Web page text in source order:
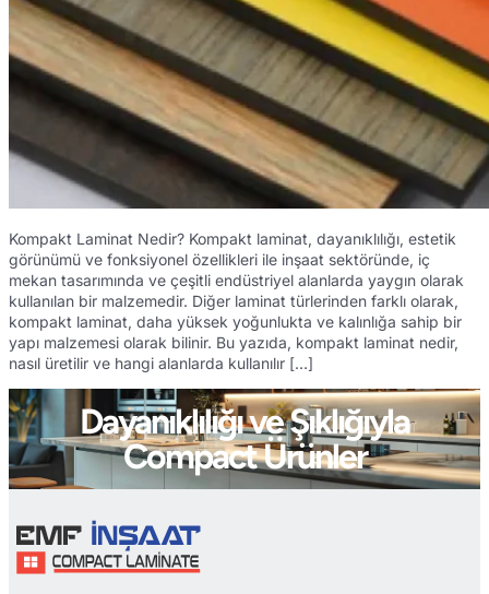
Kompakt Laminat Nedir? Kompakt laminat, dayanıklılığı, estetik
görünümü ve fonksiyonel özellikleri ile inşaat sektöründe, iç
mekan tasarımında ve çeşitli endüstriyel alanlarda yaygın olarak
kullanılan bir malzemedir. Diğer laminat türlerinden farklı olarak,
kompakt laminat, daha yüksek yoğunlukta ve kalınlığa sahip bir
yapı malzemesi olarak bilinir. Bu yazıda, kompakt laminat nedir,
nasıl üretilir ve hangi alanlarda kullanılır […]
Dayanıklılığı ve Şıklığıyla
Compact Ürünler